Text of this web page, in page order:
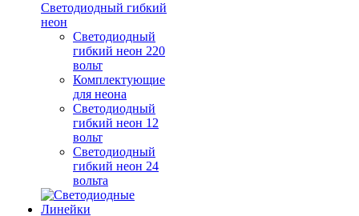
Светодиодный гибкий
неон
Светодиодный
гибкий неон 220
вольт
Комплектующие
для неона
Светодиодный
гибкий неон 12
вольт
Светодиодный
гибкий неон 24
вольта